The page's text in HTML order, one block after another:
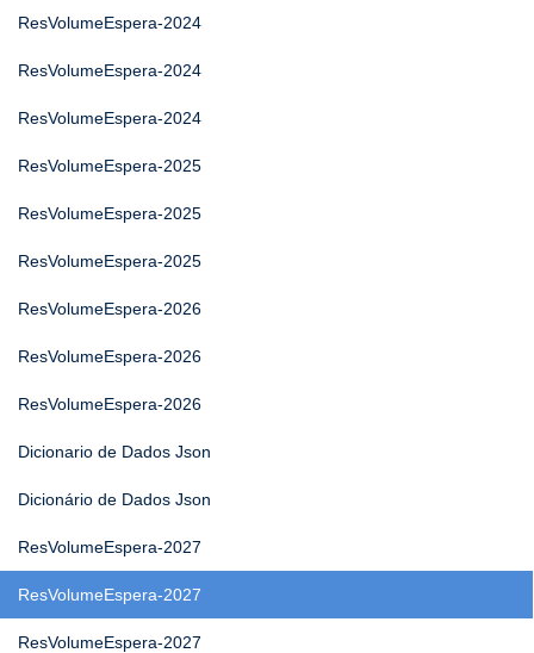
ResVolumeEspera-2024
ResVolumeEspera-2024
ResVolumeEspera-2024
ResVolumeEspera-2025
ResVolumeEspera-2025
ResVolumeEspera-2025
ResVolumeEspera-2026
ResVolumeEspera-2026
ResVolumeEspera-2026
Dicionario de Dados Json
Dicionário de Dados Json
ResVolumeEspera-2027
ResVolumeEspera-2027
ResVolumeEspera-2027